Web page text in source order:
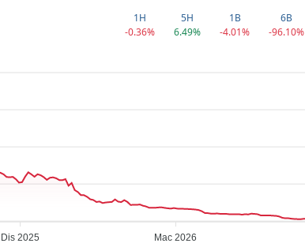
1H
-0.36%
5H
6.49%
1B
-4.01%
6B
-96.10%
Dis 2025 Mac 2026